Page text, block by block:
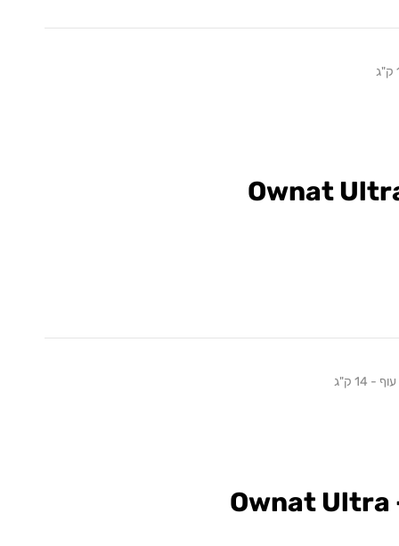
Ownat
ק"ג
Ownat Ultra